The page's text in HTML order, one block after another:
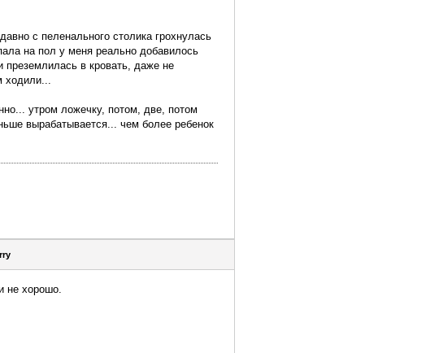
с пеленального столика грохнулась
на пол у меня реально добавилось
преземлилась в кровать, даже не
ходили...
утром ложечку, потом, две, потом
вырабатывается... чем более ребенок
не хорошо.